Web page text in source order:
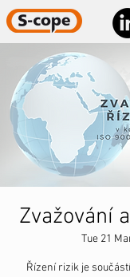
Zvažování
Tue 21
Řízení rizik je